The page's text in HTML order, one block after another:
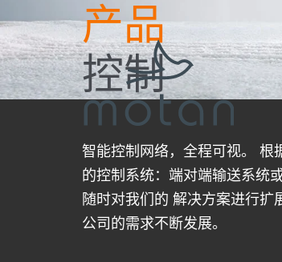
Skip to main navigation
Skip to main content
Skip to page footer产品
控制
智能控制网络，全程可视。 根
的控制系统：端对端输送系统
随时对我们的 解决方案进行
公司的需求不断发展。